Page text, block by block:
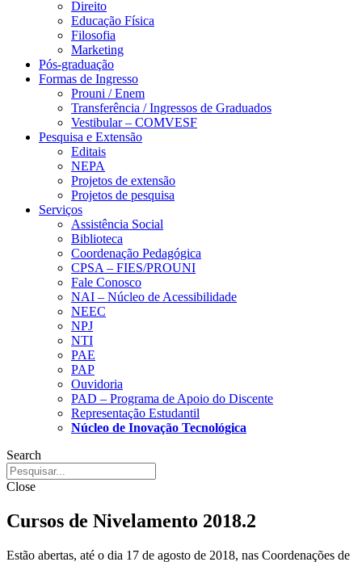
Direito
Educação Física
Filosofia
Marketing
Pós-graduação
Formas de Ingresso
Prouni / Enem
Transferência / Ingressos de Graduados
Vestibular – COMVESF
Pesquisa e Extensão
Editais
NEPA
Projetos de extensão
Projetos de pesquisa
Serviços
Assistência Social
Biblioteca
Coordenação Pedagógica
CPSA – FIES/PROUNI
Fale Conosco
NAI – Núcleo de Acessibilidade
NEEC
NPJ
NTI
PAE
PAP
Ouvidoria
PAD – Programa de Apoio do Discente
Representação Estudantil
Núcleo de Inovação Tecnológica
Search
Close
Cursos de Nivelamento 2018.2
Estão abertas, até o dia 17 de agosto de 2018, nas Coordenações de